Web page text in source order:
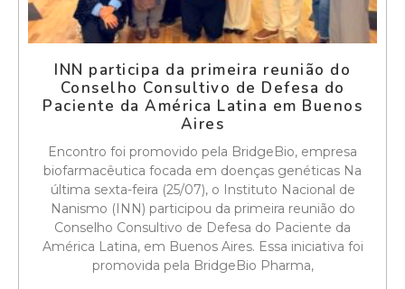
INN participa da primeira reunião do
Conselho Consultivo de Defesa do
Paciente da América Latina em Buenos
Aires
Encontro foi promovido pela BridgeBio, empresa
biofarmacêutica focada em doenças genéticas Na
última sexta-feira (25/07), o Instituto Nacional de
Nanismo (INN) participou da primeira reunião do
Conselho Consultivo de Defesa do Paciente da
América Latina, em Buenos Aires. Essa iniciativa foi
promovida pela BridgeBio Pharma,